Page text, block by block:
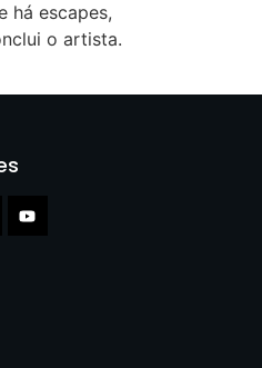
há escapes,
o artista.